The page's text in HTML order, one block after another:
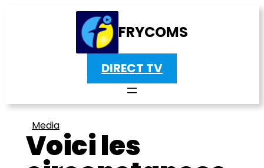
FRYCOMS
DIRECT TV
Media
Voici les